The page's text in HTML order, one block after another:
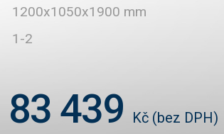
1200x1050x1900 mm
1-2
83 439 Kč (bez DPH)